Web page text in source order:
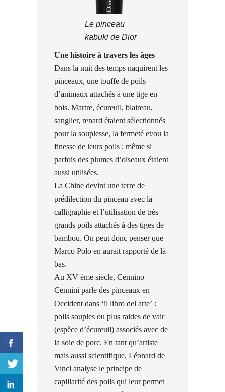
Le pinceau
kabuki de Dior
Une histoire à travers les âges
Dans la nuit des temps naquirent les
pinceaux, une touffe de poils
d’animaux attachés à une tige en
bois. Martre, écureuil, blaireau,
sanglier, renard étaient sélectionnés
pour la souplesse, la fermeté et/ou la
finesse de leurs poils ; même si
parfois des plumes d’oiseaux étaient
aussi utilisées.
La Chine devint une terre de
prédilection du pinceau avec la
calligraphie et l’utilisation de très
grands poils attachés à des tiges de
bambou. On peut donc penser que
Marco Polo en aurait rapporté de là-
bas.
Au XV ème siècle, Cennino
Cennini parle des pinceaux en
Occident dans ‘il libro del arte’ :
poils souples ou plus raides de vair
(espèce d’écureuil) associés avec de
la soie de porc. En tant qu’artiste
mais aussi scientifique, Léonard de
Vinci analyse le principe de
capillarité des poils qui leur permet